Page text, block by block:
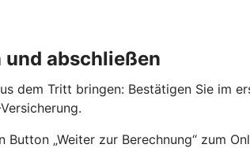
abschließen
dem Tritt bringen: Bestätigen Sie im
„Weiter zur Berechnung“ zum